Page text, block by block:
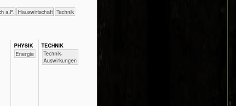
a.F. ​Haus­wirtschaft ​Technik
PHY​SIK
​​Energie
TECH​NIK
​​​​​​Technik-
Auswirkungen